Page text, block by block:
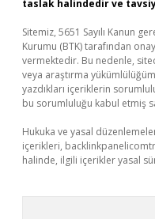
taslak halindedir ve
Sitemiz, 5651 Sayılı Kanun
Kurumu (BTK) tarafından
vermektedir. Bu nedenle,
veya araştırma
yazdıkları içeriklerin
bu sorumluluğu kabul etmiş
Hukuka ve yasal
içerikleri,
halinde, ilgili içerikler yasal